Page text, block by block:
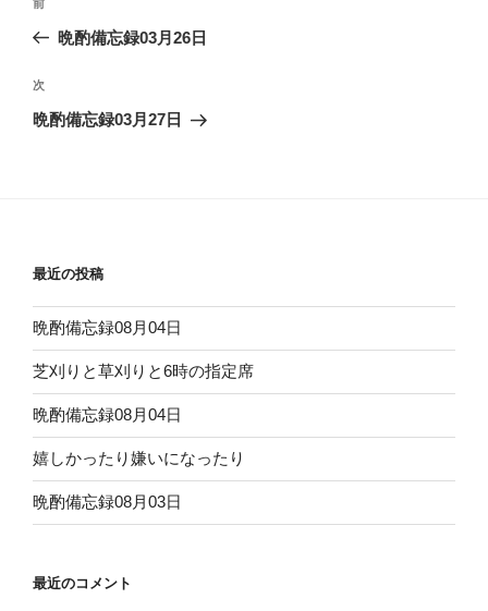
ビ
ゲ
前
の
稿
前
晩酌備忘録03月26日
次
の
次
晩酌備忘録03月27日
最近の投稿
晩酌備忘録08月04日
芝刈りと草刈りと6時の指定席
晩酌備忘録08月04日
嬉しかったり嫌いになったり
晩酌備忘録08月03日
最近のコメント